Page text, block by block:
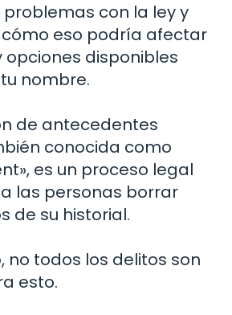
problemas con la ley y
eso podría afectar
opciones disponibles
nombre.
de antecedentes
conocida como
es un proceso legal
las personas borrar
de su historial.
no todos los delitos son
esto.